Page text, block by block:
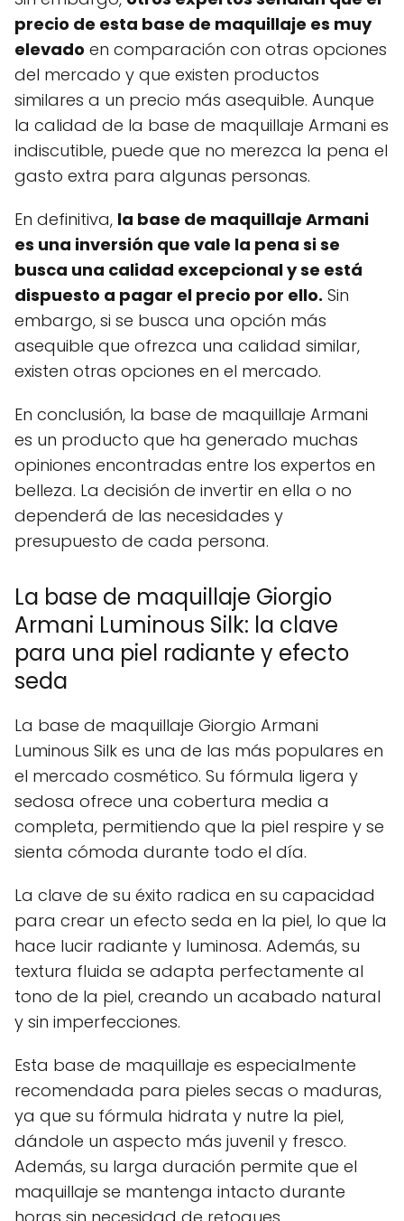
precio de esta base de maquillaje es muy
elevado en comparación con otras opciones
del mercado y que existen productos
similares a un precio más asequible. Aunque
la calidad de la base de maquillaje Armani es
indiscutible, puede que no merezca la pena el
gasto extra para algunas personas.
En definitiva, la base de maquillaje Armani
es una inversión que vale la pena si se
busca una calidad excepcional y se está
dispuesto a pagar el precio por ello. Sin
embargo, si se busca una opción más
asequible que ofrezca una calidad similar,
existen otras opciones en el mercado.
En conclusión, la base de maquillaje Armani
es un producto que ha generado muchas
opiniones encontradas entre los expertos en
belleza. La decisión de invertir en ella o no
dependerá de las necesidades y
presupuesto de cada persona.
La base de maquillaje Giorgio
Armani Luminous Silk: la clave
para una piel radiante y efecto
seda
La base de maquillaje Giorgio Armani
Luminous Silk es una de las más populares en
el mercado cosmético. Su fórmula ligera y
sedosa ofrece una cobertura media a
completa, permitiendo que la piel respire y se
sienta cómoda durante todo el día.
La clave de su éxito radica en su capacidad
para crear un efecto seda en la piel, lo que la
hace lucir radiante y luminosa. Además, su
textura fluida se adapta perfectamente al
tono de la piel, creando un acabado natural
y sin imperfecciones.
Esta base de maquillaje es especialmente
recomendada para pieles secas o maduras,
ya que su fórmula hidrata y nutre la piel,
dándole un aspecto más juvenil y fresco.
Además, su larga duración permite que el
maquillaje se mantenga intacto durante